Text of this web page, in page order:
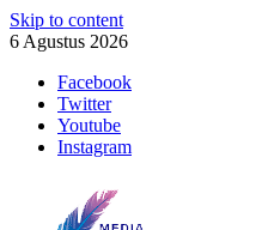
Skip to content
6 Agustus 2026
Facebook
Twitter
Youtube
Instagram